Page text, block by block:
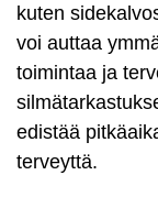
kuten
voi auttaa
toimintaa ja
edistää
terveyttä.